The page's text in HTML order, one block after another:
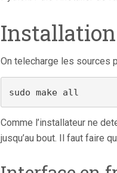
Installation
On telecharge les sources
sudo make all
Comme l’installateur ne
jusqu’au bout. Il faut faire